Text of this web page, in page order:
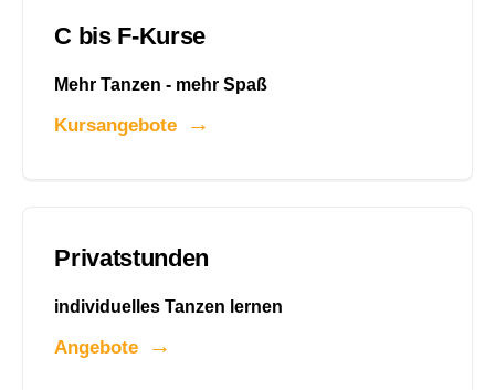
C bis F-Kurse
Mehr Tanzen - mehr Spaß
Kursangebote
Privatstunden
individuelles Tanzen lernen
Angebote